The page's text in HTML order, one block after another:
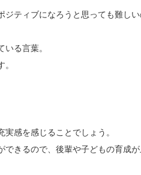
ティブになろうと思っても難しい
る言葉。
感を感じることでしょう。
きるので、後輩や子どもの育成が